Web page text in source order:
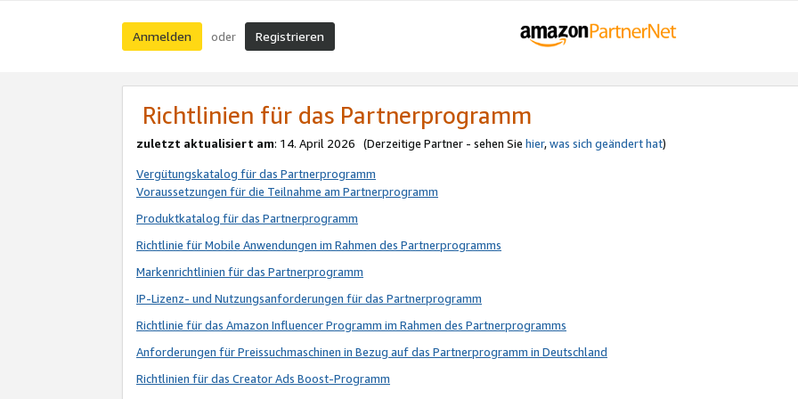
Anmelden oder Registrieren
Richtlinien für das Partnerprogramm
zuletzt aktualisiert am: 14. April 2026 (Derzeitige Partner - sehen Sie hier,was sich geändert hat)
Vergütungskatalog für das Partnerprogramm
Voraussetzungen für die Teilnahme am Partnerprogramm
Produktkatalog für das Partnerprogramm
Richtlinie für Mobile Anwendungen im Rahmen des Partnerprogramms
Markenrichtlinien für das Partnerprogramm
IP-Lizenz- und Nutzungsanforderungen für das Partnerprogramm
Richtlinie für das Amazon Influencer Programm im Rahmen des Partnerprogramms
Anforderungen für Preissuchmaschinen in Bezug auf das Partnerprogramm in Deutschland
Richtlinien für das Creator Ads Boost-Programm